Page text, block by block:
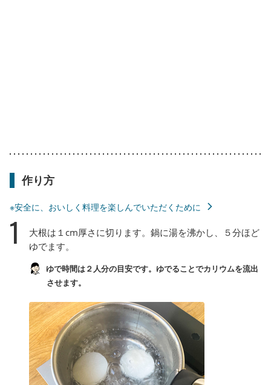
作り方
※安全に、おいしく料理を楽しんでいただくために
1
大根は１cm厚さに切ります。鍋に湯を沸かし、５分ほど
ゆでます。
ゆで時間は２人分の目安です。ゆでることでカリウムを流出
させます。